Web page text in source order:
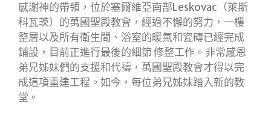
感謝神的帶領，位於塞爾維亞南部Leskovac（萊斯
科瓦茨）的萬國聖殿教會，經過不懈的努力，一樓
整層以及所有衛生間、浴室的暖氣和瓷磚已經完成
鋪設，目前正進行最後的細節 修整工作。非常感恩
弟兄姊妹們的支援和代禱，萬國聖殿教會才得以完
成這項重建工程。如今，每位弟兄姊妹踏入新的教
堂。